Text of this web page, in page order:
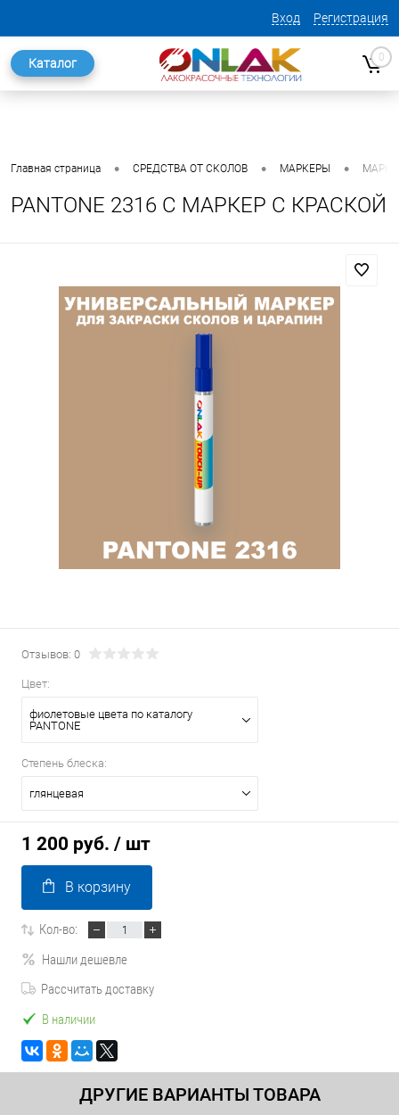
Вход Регистрация
Каталог 0
Главная страница • СРЕДСТВА ОТ СКОЛОВ • МАРКЕРЫ •
PANTONE 2316 C МАРКЕР С КРАСКОЙ
Отзывов: 0
Цвет:
фиолетовые цвета по каталогу
PANTONE
Степень блеска:
глянцевая
1 200 руб. / шт
В корзину
Кол-во:
Нашли дешевле
Рассчитать доставку
В наличии
ДРУГИЕ ВАРИАНТЫ ТОВАРА